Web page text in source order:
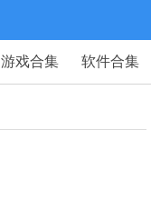
游戏合集 软件合集